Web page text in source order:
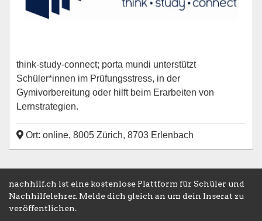
think-study-connect; porta mundi unterstützt
Schüler*innen im Prüfungsstress, in der
Gymivorbereitung oder hilft beim Erarbeiten von
Lernstrategien.
Ort: online, 8005 Zürich, 8703 Erlenbach
nachhilf.ch ist eine kostenlose Plattform für Schüler und
Nachhilfelehrer. Melde dich gleich an um dein Inserat zu
veröffentlichen.